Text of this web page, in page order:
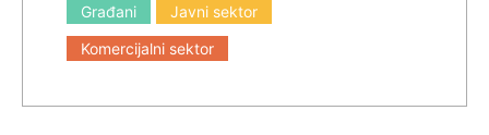
Građani
Javni sektor
Komercijalni sektor